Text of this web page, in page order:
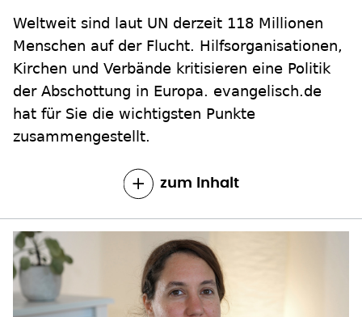
Weltweit sind laut UN derzeit 118 Millionen
Menschen auf der Flucht. Hilfsorganisationen,
Kirchen und Verbände kritisieren eine Politik
der Abschottung in Europa. evangelisch.de
hat für Sie die wichtigsten Punkte
zusammengestellt.
zum Inhalt